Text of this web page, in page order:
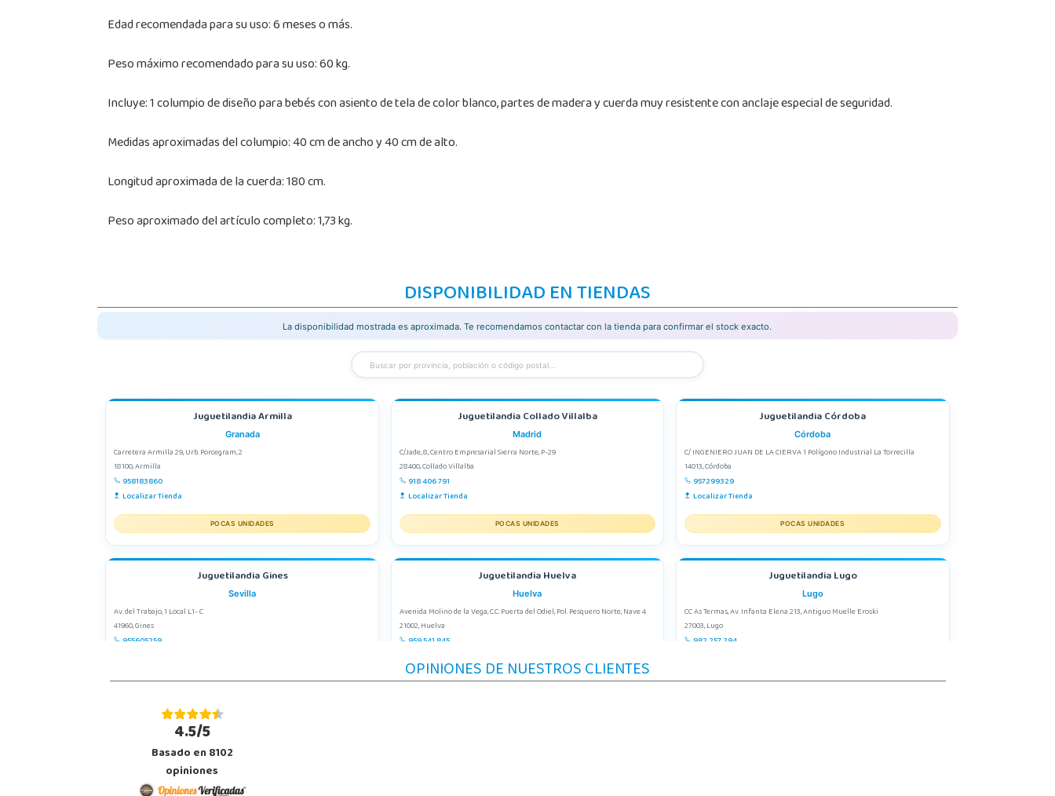
Edad recomendada para su uso: 6 meses o más.
Peso máximo recomendado para su uso: 60 kg.
Incluye: 1 columpio de diseño para bebés con asiento de tela de color blanco, partes de madera y cuerda muy resistente con anclaje especial de seguridad.
Medidas aproximadas del columpio: 40 cm de ancho y 40 cm de alto.
Longitud aproximada de la cuerda: 180 cm.
Peso aproximado del artículo completo: 1,73 kg.
DISPONIBILIDAD EN TIENDAS
La disponibilidad mostrada es aproximada. Te recomendamos contactar con la tienda para confirmar el stock exacto.
Juguetilandia Armilla
Granada
Carretera Armilla 29, Urb. Porcegram, 2
18100, Armilla
958183860
Localizar Tienda
POCAS UNIDADES
Juguetilandia Collado Villalba
Madrid
C/Jade, 8, Centro Empresarial Sierra Norte, P-29
28400, Collado Villalba
918 406 791
Localizar Tienda
POCAS UNIDADES
Juguetilandia Córdoba
Córdoba
C/ INGENIERO JUAN DE LA CIERVA 1 Polígono Industrial La Torrecilla
14013, Córdoba
957299329
Localizar Tienda
POCAS UNIDADES
Juguetilandia Gines
Sevilla
Av. del Trabajo, 1 Local L1- C
41960, Gines
955605259
POCAS UNIDADES
Juguetilandia Huelva
Huelva
Avenida Molino de la Vega, C.C. Puerta del Odiel, Pol. Pesquero Norte, Nave 4
21002, Huelva
959 541 845
POCAS UNIDADES
Juguetilandia Lugo
Lugo
CC As Termas, Av. Infanta Elena 213, Antiguo Muelle Eroski
27003, Lugo
982 257 294
POCAS UNIDADES
OPINIONES DE NUESTROS CLIENTES
4.5/5
Basado en 8102
opiniones